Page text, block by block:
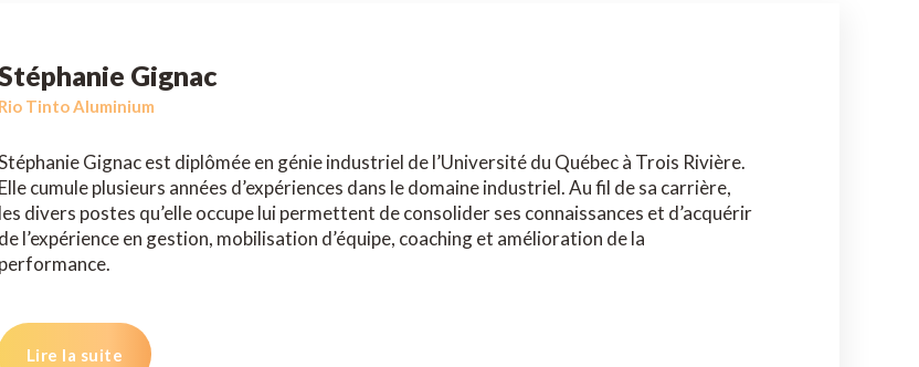
Gignac
Rio Tinto Aluminium
Gignac est diplômée en génie industriel de l’Université du Québec à Trois Rivière.
Elle cumule plusieurs années d’expériences dans le domaine industriel. Au fil de sa carrière,
les divers postes qu’elle occupe lui permettent de consolider ses connaissances et d’acquérir
de l’expérience en gestion, mobilisation d’équipe, coaching et amélioration de la
performance.
Lire la suite